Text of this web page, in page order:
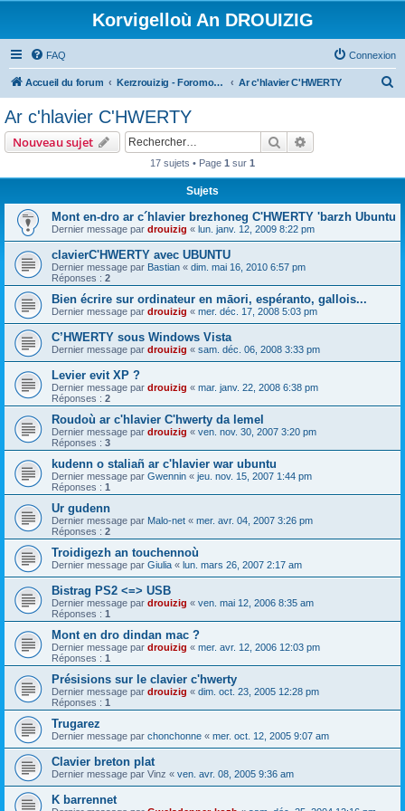
Korvigelloù An DROUIZIG
FAQ Connexion
Accueil du forum Kerzrouizig - Foromoù An Drouizig Ar c'hlavier C'HWERTY
Ar c'hlavier C'HWERTY
Nouveau sujet Rechercher
17 sujets • Page 1 sur 1
Sujets
Mont en-dro ar c´hlavier brezhoneg C'HWERTY 'barzh Ubuntu
Dernier message par drouizig « lun. janv. 12, 2009 8:22 pm
clavierC'HWERTY avec UBUNTU
Dernier message par Bastian « dim. mai 16, 2010 6:57 pm
Réponses : 2
Bien écrire sur ordinateur en māori, espéranto, gallois...
Dernier message par drouizig « mer. déc. 17, 2008 5:03 pm
C’HWERTY sous Windows Vista
Dernier message par drouizig « sam. déc. 06, 2008 3:33 pm
Levier evit XP ?
Dernier message par drouizig « mar. janv. 22, 2008 6:38 pm
Réponses : 2
Roudoù ar c'hlavier C'hwerty da lemel
Dernier message par drouizig « ven. nov. 30, 2007 3:20 pm
Réponses : 3
kudenn o staliañ ar c'hlavier war ubuntu
Dernier message par Gwennin « jeu. nov. 15, 2007 1:44 pm
Réponses : 1
Ur gudenn
Dernier message par Malo-net « mer. avr. 04, 2007 3:26 pm
Réponses : 2
Troidigezh an touchennoù
Dernier message par Giulia « lun. mars 26, 2007 2:17 am
Bistrag PS2 <=> USB
Dernier message par drouizig « ven. mai 12, 2006 8:35 am
Réponses : 1
Mont en dro dindan mac ?
Dernier message par drouizig « mer. avr. 12, 2006 12:03 pm
Réponses : 1
Présisions sur le clavier c'hwerty
Dernier message par drouizig « dim. oct. 23, 2005 12:28 pm
Réponses : 1
Trugarez
Dernier message par chonchonne « mer. oct. 12, 2005 9:07 am
Clavier breton plat
Dernier message par Vinz « ven. avr. 08, 2005 9:36 am
K barrennet